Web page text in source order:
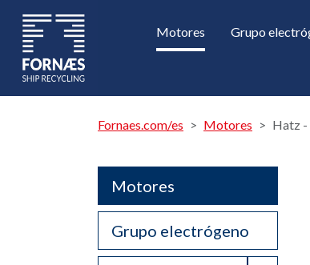
Motores Grupo
Fornaes.com/es Motores Hatz
Motores
Grupo electrógeno